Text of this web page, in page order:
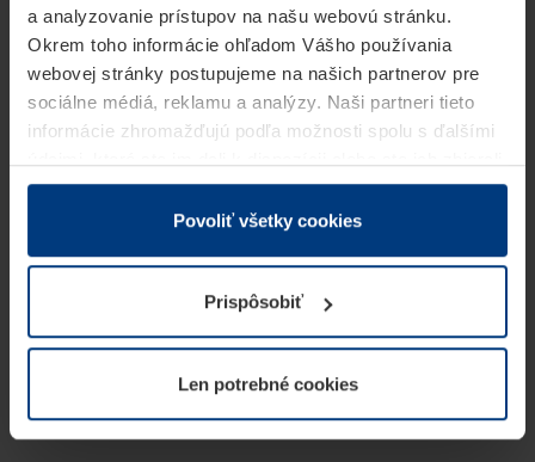
a analyzovanie prístupov na našu webovú stránku.
Okrem toho informácie ohľadom Vášho používania
webovej stránky postupujeme na našich partnerov pre
sociálne médiá, reklamu a analýzy. Naši partneri tieto
informácie zhromažďujú podľa možnosti spolu s ďalšími
v rámci Vášho využívania služieb.
Z právneho hľadiska môžeme cookies ukladať na Vašom
prevádzku tejto stránky. Pre všetky ostatné typy cookie
potrebujeme Vaše povolenie. Vaše povolenie môžete
kedykoľvek zmeniť alebo odvolať vo vysvetlení cookie
našej webovej stránky.
Povoliť všetky cookies
Prispôsobiť
Len potrebné cookies